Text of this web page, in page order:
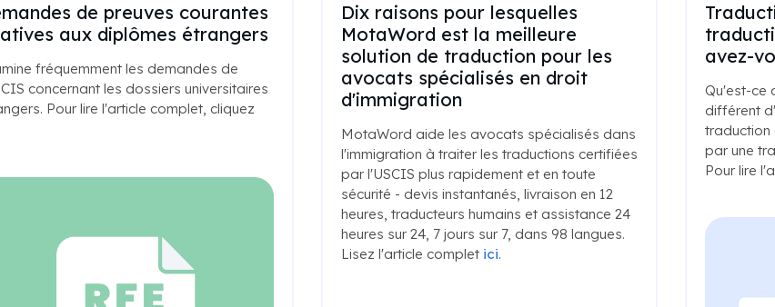
de preuves courantes
aux diplômes étrangers
fréquemment les demandes de
concernant les dossiers universitaires
Pour lire l'article complet, cliquez
Dix raisons pour lesquelles
MotaWord est la meilleure
solution de traduction pour les
avocats spécialisés en droit
d'immigration
MotaWord aide les avocats spécialisés dans
l'immigration à traiter les traductions certifiées
par l'USCIS plus rapidement et en toute
sécurité - devis instantanés, livraison en 12
heures, traducteurs humains et assistance 24
heures sur 24, 7 jours sur 7, dans 98 langues.
Lisez l'article complet ici.
avez-
Qu'est-ce
différent
traduction
par une
Pour lire